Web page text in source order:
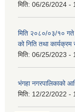
मिति: 06/26/2024 -
मिति २०८०/०३/१०
को निति तथा
मिति: 06/25/2023 -
भंगहा नगरपालिकाको
मिति: 12/22/2022 -